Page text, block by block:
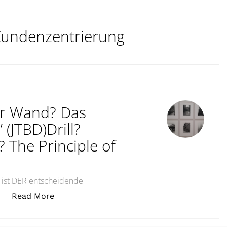
Wand? Das
The Principle of
DER entscheidende
Read More„Bohrer? Loch? Bild an der Wand? Das